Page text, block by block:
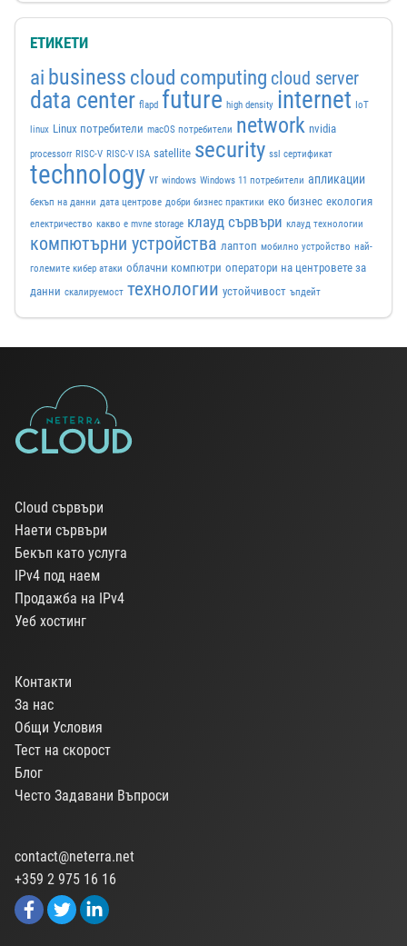
ЕТИКЕТИ
ai business cloud computing cloud server
data center flapd future high density internet IoT
linux Linux потребители macOS потребители network nvidia
processorr RISC-V RISC-V ISA satellite security ssl сертификат
technology vr windows Windows 11 потребители апликации
бекъп на данни дата центрове добри бизнес практики еко бизнес екология
електричество какво е mvne storage клауд сървъри клауд технологии
компютърни устройства лаптоп мобилно устройство най-
големите кибер атаки облачни компютри оператори на центровете за
данни скалируемост технологии устойчивост ъпдейт
Cloud сървъри
Наети сървъри
Бекъп като услуга
IPv4 под наем
Продажба на IPv4
Уеб хостинг
Контакти
За нас
Общи Условия
Тест на скорост
Блог
Често Задавани Въпроси
contact@neterra.net
+359 2 975 16 16